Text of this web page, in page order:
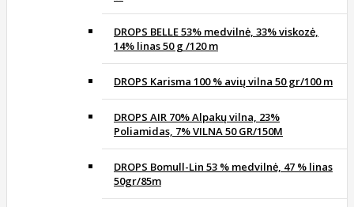
DROPS BELLE 53% medvilnė, 33% viskozė,
14% linas 50 g /120 m
DROPS Karisma 100 % avių vilna 50 gr/100 m
DROPS AIR 70% Alpakų vilna, 23%
Poliamidas, 7% VILNA 50 GR/150M
DROPS Bomull-Lin 53 % medvilnė, 47 % linas
50gr/85m